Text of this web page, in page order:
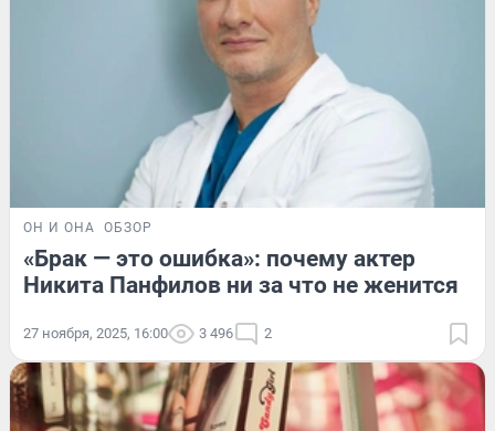
ОН И ОНА ОБЗОР
«Брак — это ошибка»: почему актер
Никита Панфилов ни за что не женится
27 ноября, 2025, 16:00 3 496 2